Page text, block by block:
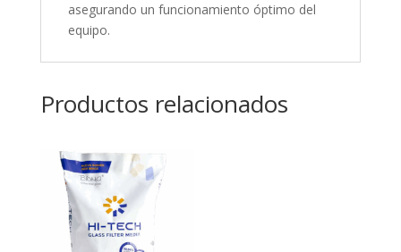
asegurando un funcionamiento óptimo del
equipo.
Productos relacionados